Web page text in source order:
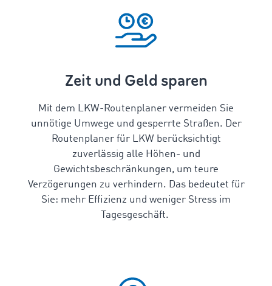
Zeit und Geld sparen
Mit dem LKW-Routenplaner vermeiden Sie
unnötige Umwege und gesperrte Straßen. Der
Routenplaner für LKW berücksichtigt
zuverlässig alle Höhen- und
Gewichtsbeschränkungen, um teure
Verzögerungen zu verhindern. Das bedeutet für
Sie: mehr Effizienz und weniger Stress im
Tagesgeschäft.